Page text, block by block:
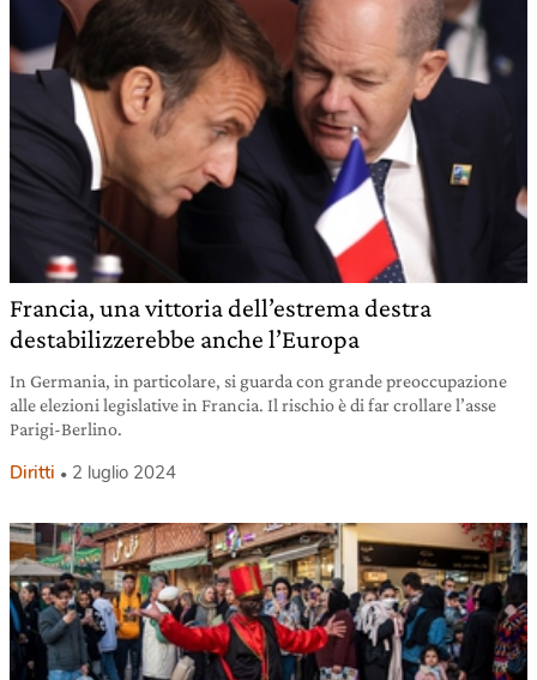
Francia, una vittoria dell’estrema destra
destabilizzerebbe anche l’Europa
In Germania, in particolare, si guarda con grande preoccupazione
alle elezioni legislative in Francia. Il rischio è di far crollare l’asse
Parigi-Berlino.
Diritti 2 luglio 2024